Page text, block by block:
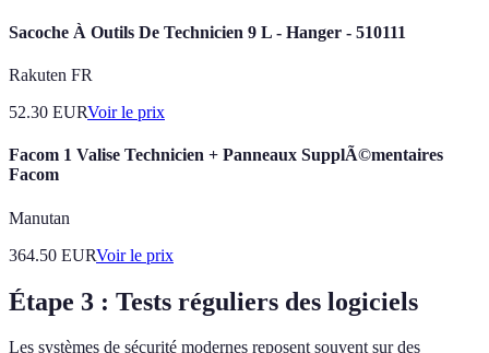
Sacoche À Outils De Technicien 9 L - Hanger - 510111
Rakuten FR
52.30 EURVoir le prix
Facom 1 Valise Technicien + Panneaux SupplÃ©mentaires
Facom
Manutan
364.50 EURVoir le prix
Étape 3 : Tests réguliers des logiciels
Les systèmes de sécurité modernes reposent souvent sur des